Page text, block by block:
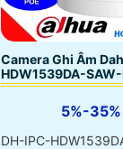
Camera Ghi Âm
HDW1539DA-
5%-35%
DH-IPC-